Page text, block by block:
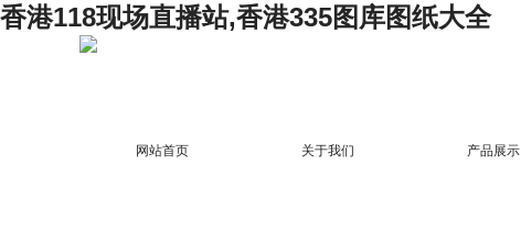
香港118现场直播站,香港335图库图纸大全
网站首页 关于我们 产品展示